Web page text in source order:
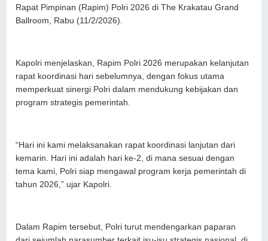
Rapat Pimpinan (Rapim) Polri 2026 di The Krakatau Grand
Ballroom, Rabu (11/2/2026).
Kapolri menjelaskan, Rapim Polri 2026 merupakan kelanjutan
rapat koordinasi hari sebelumnya, dengan fokus utama
memperkuat sinergi Polri dalam mendukung kebijakan dan
program strategis pemerintah.
“Hari ini kami melaksanakan rapat koordinasi lanjutan dari
kemarin. Hari ini adalah hari ke-2, di mana sesuai dengan
tema kami, Polri siap mengawal program kerja pemerintah di
tahun 2026,” ujar Kapolri.
Dalam Rapim tersebut, Polri turut mendengarkan paparan